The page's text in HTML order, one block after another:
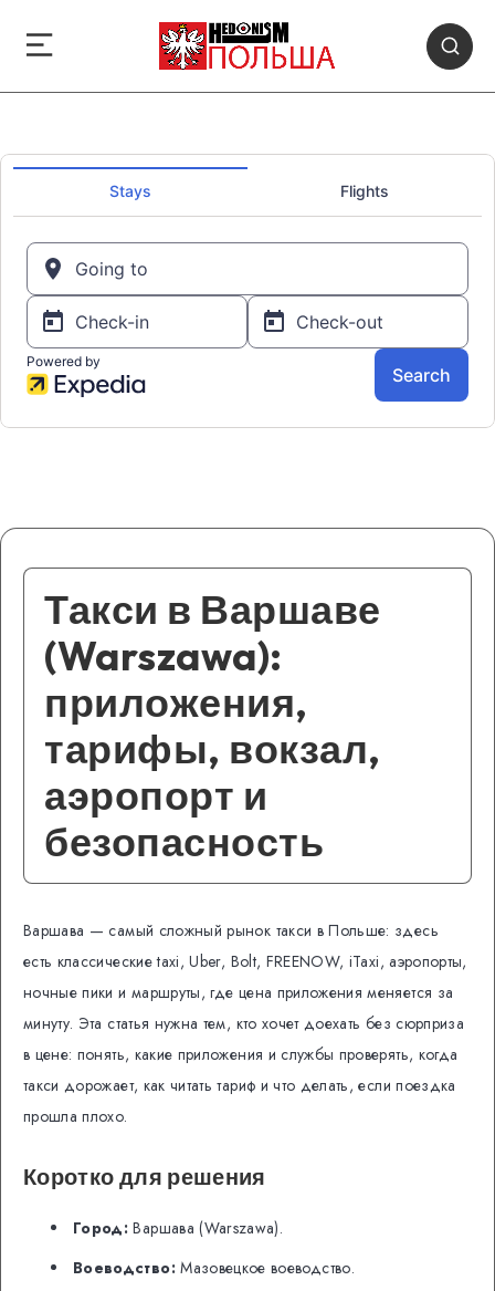
Такси в Варшаве
(Warszawa):
приложения,
тарифы, вокзал,
аэропорт и
безопасность
Варшава — самый сложный рынок такси в Польше: здесь
есть классические taxi, Uber, Bolt, FREENOW, iTaxi, аэропорты,
ночные пики и маршруты, где цена приложения меняется за
минуту. Эта статья нужна тем, кто хочет доехать без сюрприза
в цене: понять, какие приложения и службы проверять, когда
такси дорожает, как читать тариф и что делать, если поездка
прошла плохо.
Коротко для решения
Город: Варшава (Warszawa).
Воеводство:Мазовецкое воеводство.